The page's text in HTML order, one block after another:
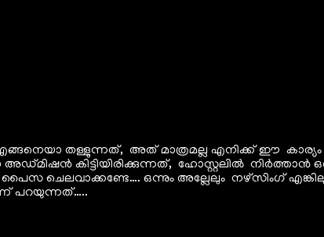
തള്ളുന്നത്, അത് മാത്രമല്ല എനിക്ക് ഈ
കിട്ടിയിരിക്കുന്നത്, ഹോസ്റ്റലിൽ നിർത്താൻ
ചെലവാക്കണ്ടേ…. ഒന്നും അല്ലേലും നഴ്സിംഗ്
പറയുന്നത്…..